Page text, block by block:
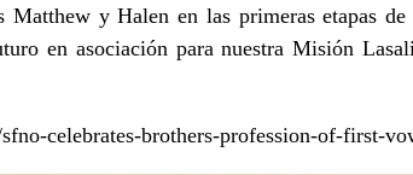
y Halen en las primeras etapas
en asociación para nuestra Misión
celebrates-brothers-profession-of-first-